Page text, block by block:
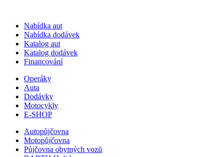
Nabídka aut
Nabídka dodávek
Katalog aut
Katalog dodávek
Financování
Operáky
Auta
Dodávky
Motocykly
E-SHOP
Autopůjčovna
Motopůjčovna
Půjčovna obytných vozů